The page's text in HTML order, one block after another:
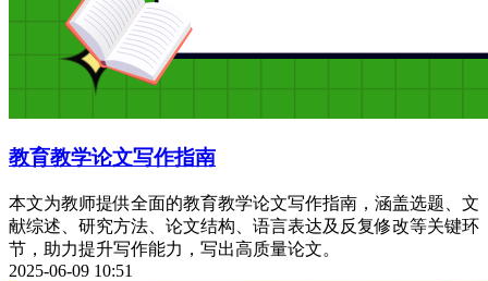
教育教学论文写作指南
本文为教师提供全面的教育教学论文写作指南，涵盖选题、文
献综述、研究方法、论文结构、语言表达及反复修改等关键环
节，助力提升写作能力，写出高质量论文。
2025-06-09 10:51